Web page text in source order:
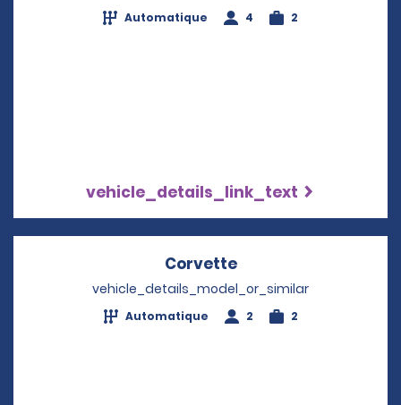
Automatique 4 2
vehicle_details_link_text
CorvetteOpens in a new
vehicle_details_model_or_similar
Automatique 2 2